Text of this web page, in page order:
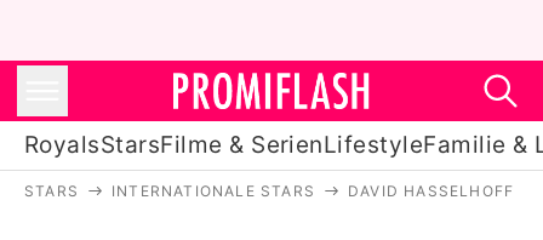
RoyalsStarsFilme & SerienLifestyleFamilie &
STARS INTERNATIONALE STARS DAVID HASSELHOFF